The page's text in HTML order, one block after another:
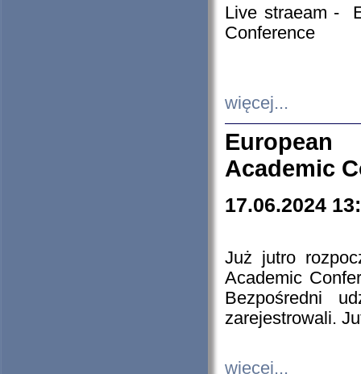
Live straeam -
Conference
więcej...
European
Academic
17.06.2024
Już jutro
Academic
Bezpośredni
zarejestrowali.
więcej...